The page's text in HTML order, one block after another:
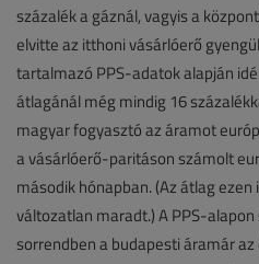
százalék a gáznál, vagyis a
elvitte az itthoni vásárlóerő
tartalmazó PPS-adatok alapján
átlagánál még mindig 16
magyar fogyasztó az áramot
a vásárlóerő-paritáson számolt
második hónapban. (Az átlag
változatlan maradt.) A PPS-
sorrendben a budapesti áramár